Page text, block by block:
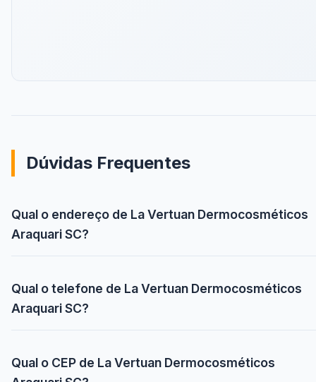
Dúvidas Frequentes
Qual o endereço de La Vertuan Dermocosméticos
Araquari SC?
Qual o telefone de La Vertuan Dermocosméticos
Araquari SC?
Qual o CEP de La Vertuan Dermocosméticos